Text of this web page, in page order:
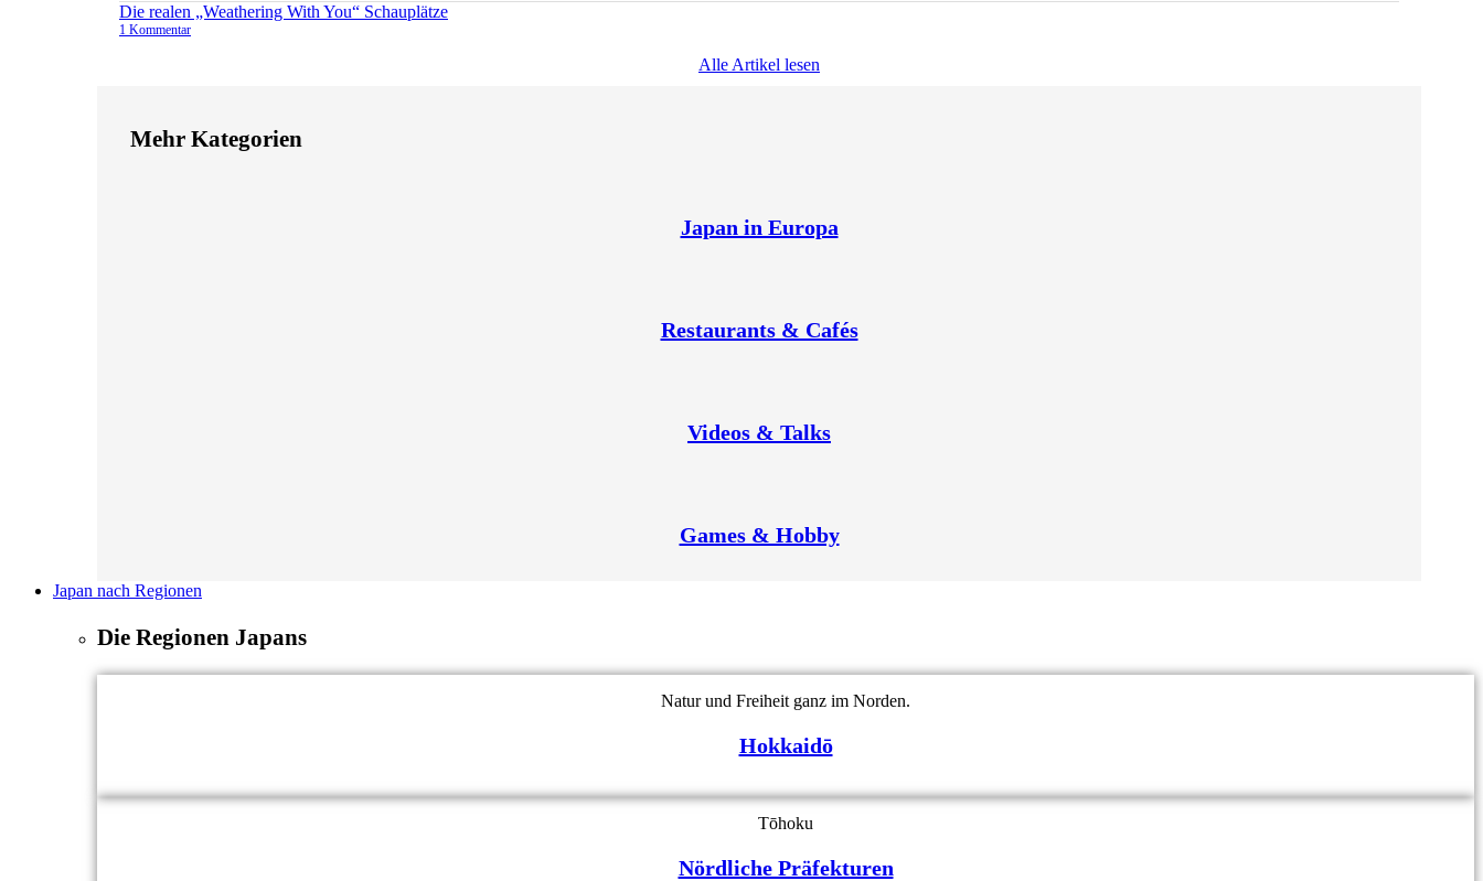
Die realen „Weathering With You“ Schauplätze
1 Kommentar
Alle Artikel lesen
Mehr Kategorien
Japan in Europa
Restaurants & Cafés
Videos & Talks
Games & Hobby
Japan nach Regionen
Die Regionen Japans
Natur und Freiheit ganz im Norden.
Hokkaidō
Tōhoku
Nördliche Präfekturen